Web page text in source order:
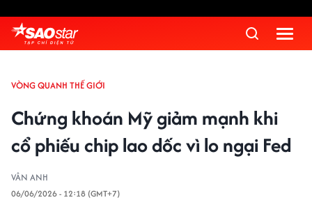
VÒNG QUANH THẾ GIỚI
Chứng khoán Mỹ giảm mạnh khi
cổ phiếu chip lao dốc vì lo ngại Fed
VÂN ANH
06/06/2026 - 12:18 (GMT+7)